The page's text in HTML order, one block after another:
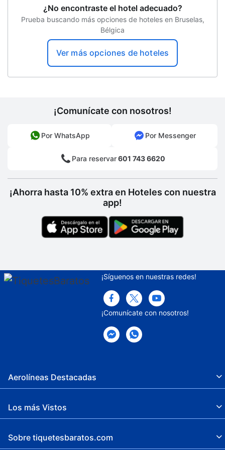
¿No encontraste el hotel adecuado?
Prueba buscando más opciones de hoteles en Bruselas,
Bélgica
Ver más opciones de hoteles
¡Comunícate con nosotros!
Por WhatsApp Por Messenger
Para reservar601 743 6620
¡Ahorra hasta 10% extra en Hoteles con nuestra
app!
¡Síguenos en nuestras redes!
¡Comunícate con nosotros!
Aerolíneas Destacadas
Los más Vistos
Sobre tiquetesbaratos.com